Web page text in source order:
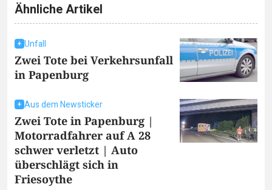
Ähnliche Artikel
Unfall
Zwei Tote bei Verkehrsunfall
in Papenburg
Aus dem Newsticker
Zwei Tote in Papenburg |
Motorradfahrer auf A 28
schwer verletzt | Auto
überschlägt sich in
Friesoythe